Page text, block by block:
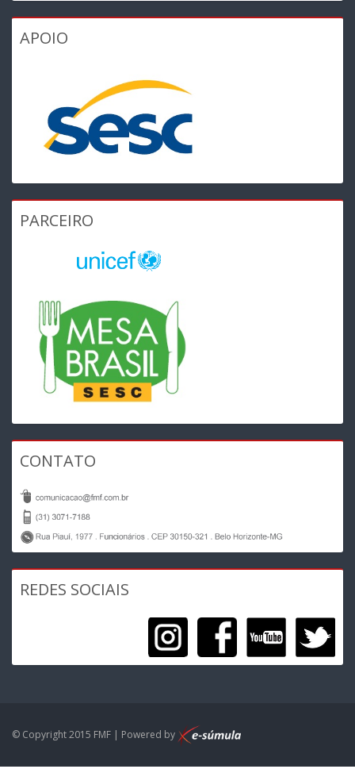
APOIO
PARCEIRO
CONTATO
REDES SOCIAIS
© Copyright 2015 FMF | Powered by